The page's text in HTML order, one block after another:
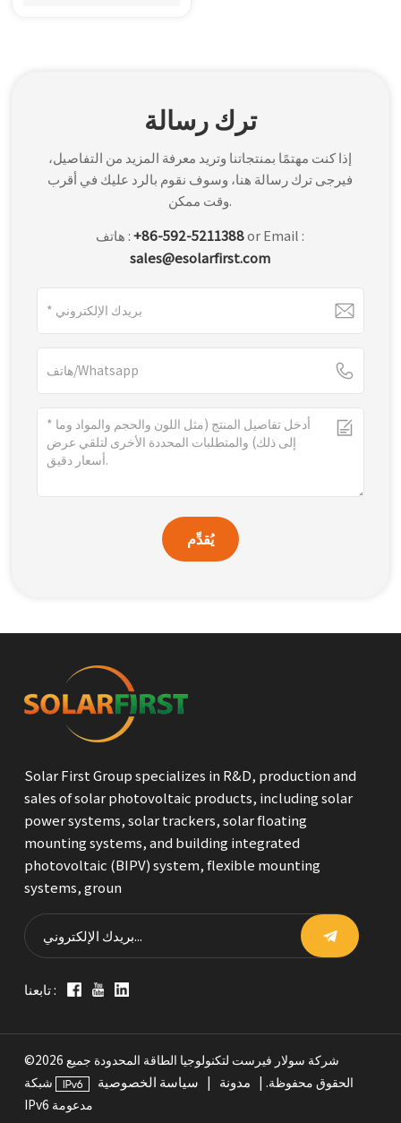
ترك رسالة
إذا كنت مهتمًا بمنتجاتنا وتريد معرفة المزيد من التفاصيل،
فيرجى ترك رسالة هنا، وسوف نقوم بالرد عليك في أقرب
وقت ممكن.
هاتف :+86-592-5211388or Email :
sales@esolarfirst.com
يُقدِّم
Solar First Group specializes in R&D, production and
sales of solar photovoltaic products, including solar
power systems, solar trackers, solar floating
mounting systems, and building integrated
photovoltaic (BIPV) system, flexible mounting
systems, groun
تابعنا :
©2026 شركة سولار فيرست لتكنولوجيا الطاقة المحدودة جميع
الحقوق محفوظة. |
مدونة سياسة الخصوصية
شبكة
IPv6 مدعومة